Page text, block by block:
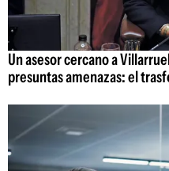
Un asesor cercano a
presuntas amenazas: el